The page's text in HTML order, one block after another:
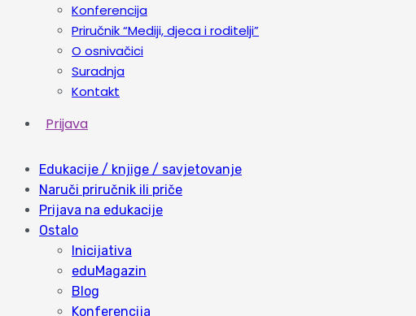
Konferencija
Priručnik “Mediji, djeca i roditelji”
O osnivačici
Suradnja
Kontakt
Prijava
Edukacije / knjige / savjetovanje
Naruči priručnik ili priče
Prijava na edukacije
Ostalo
Inicijativa
eduMagazin
Blog
Konferencija